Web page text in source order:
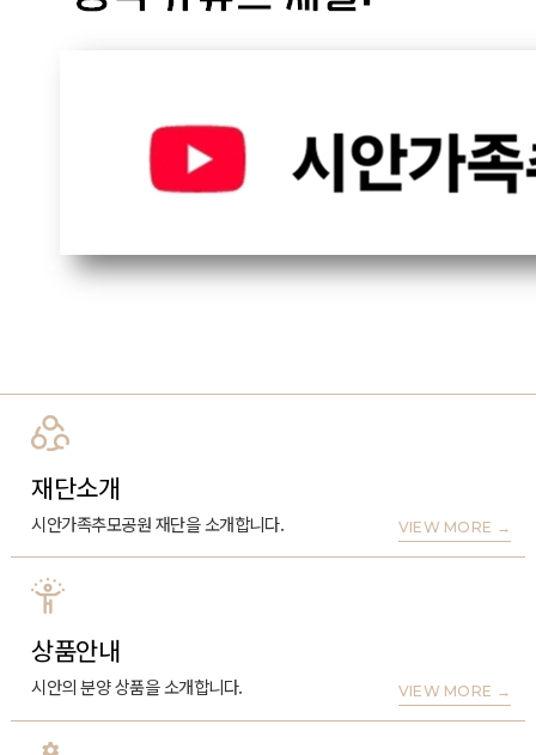
재단소개
시안가족추모공원 재단을 소개합니다. VIEW MORE →
상품안내
시안의 분양 상품을 소개합니다. VIEW MORE →